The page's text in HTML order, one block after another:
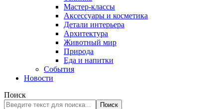
Мастер-классы
Аксессуары и косметика
Детали интерьера
Архитектура
Животный мир
Природа
Еда и напитки
События
Новости
Поиск
Поиск